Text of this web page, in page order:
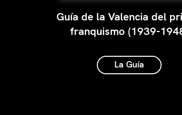
Guía de la Valencia del
franquismo (1939-
La Guía